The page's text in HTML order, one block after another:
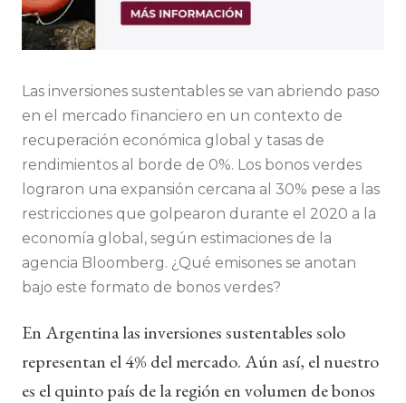
Las inversiones sustentables se van abriendo paso
en el mercado financiero en un contexto de
recuperación económica global y tasas de
rendimientos al borde de 0%. Los bonos verdes
lograron una expansión cercana al 30% pese a las
restricciones que golpearon durante el 2020 a la
economía global, según estimaciones de la
agencia Bloomberg. ¿Qué emisones se anotan
bajo este formato de bonos verdes?
En Argentina las inversiones sustentables solo
representan el 4% del mercado. Aún así, el nuestro
es el quinto país de la región en volumen de bonos